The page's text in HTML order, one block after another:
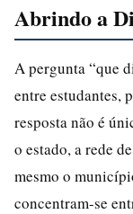
Abrindo a
A pergunta “que
entre estudantes,
resposta não é
o estado, a rede
mesmo o
concentram-se